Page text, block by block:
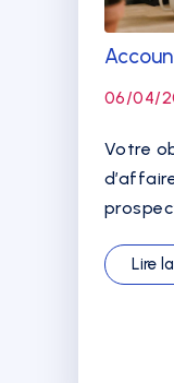
06/04/
Votre
Lire